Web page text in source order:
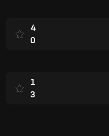
4
0
1
3